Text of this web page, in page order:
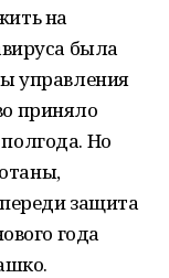
на
была
управления
приняло
Но
защита
года